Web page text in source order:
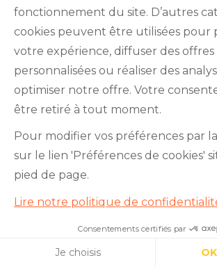
Je teste mon
Facebook Twitter
institutions qui gèrent les
TOEIC®, du Bulats (Linguaskill), du
fonctionnement du site. D’autres
cookies peuvent être utilisées pour
votre expérience, diffuser des
personnalisées ou réaliser des
optimiser notre offre. Votre
être retiré à tout moment.
Pour modifier vos préférences par
sur le lien 'Préférences de cookies'
pied de page.
Lire notre politique de
Consentements certifiés par
Je choisis
Cookies